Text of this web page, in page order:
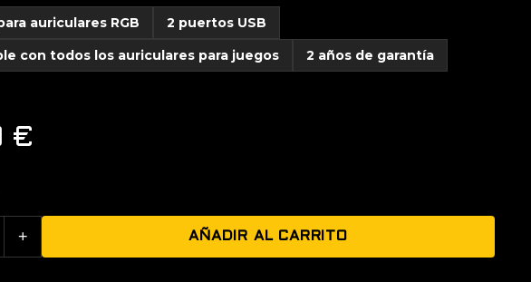
auriculares RGB
2 puertos USB
con todos los auriculares para juegos
2 años de garantía
€
+ AÑADIR AL CARRITO